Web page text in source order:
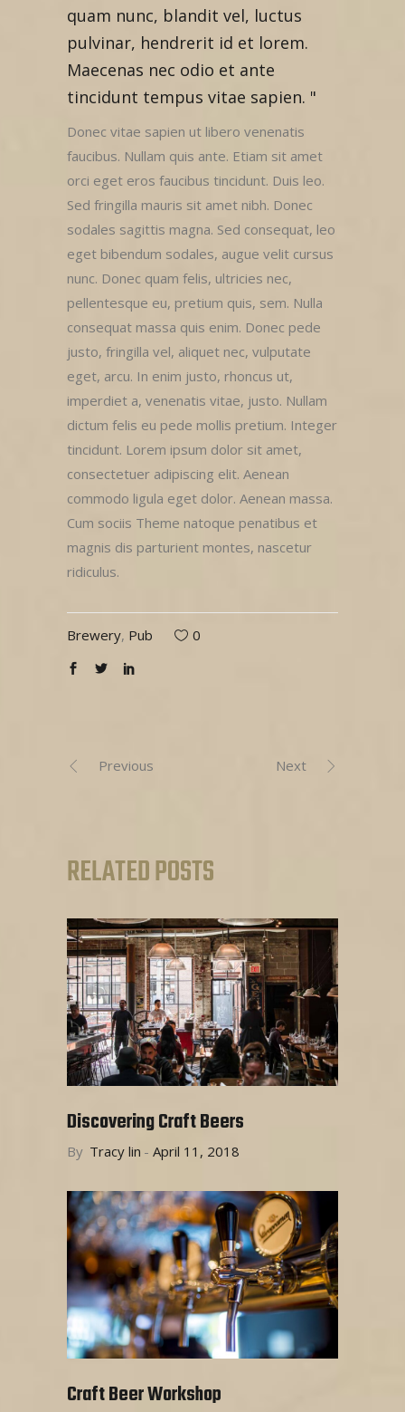
quam nunc, blandit vel, luctus
pulvinar, hendrerit id et lorem.
Maecenas nec odio et ante
tincidunt tempus vitae sapien.
Donec vitae sapien ut libero venenatis
faucibus. Nullam quis ante. Etiam sit amet
orci eget eros faucibus tincidunt. Duis leo.
Sed fringilla mauris sit amet nibh. Donec
sodales sagittis magna. Sed consequat, leo
eget bibendum sodales, augue velit cursus
nunc. Donec quam felis, ultricies nec,
pellentesque eu, pretium quis, sem. Nulla
consequat massa quis enim. Donec pede
justo, fringilla vel, aliquet nec, vulputate
eget, arcu. In enim justo, rhoncus ut,
imperdiet a, venenatis vitae, justo. Nullam
dictum felis eu pede mollis pretium. Integer
tincidunt. Lorem ipsum dolor sit amet,
consectetuer adipiscing elit. Aenean
commodo ligula eget dolor. Aenean massa.
Cum sociis Theme natoque penatibus et
magnis dis parturient montes, nascetur
ridiculus.
Brewery, Pub 0
Previous Next
RELATED POSTS
Discovering Craft Beers
By Tracy lin April 11, 2018
Craft Beer Workshop